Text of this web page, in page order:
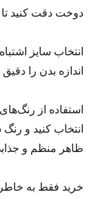
دوخت دقت کنید
انتخاب سایز
اندازه بدن را
استفاده از
انتخاب کنید و
ظاهر منظم و
خرید فقط به